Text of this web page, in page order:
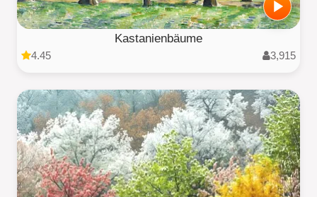
Kastanienbäume
4.45 3,915